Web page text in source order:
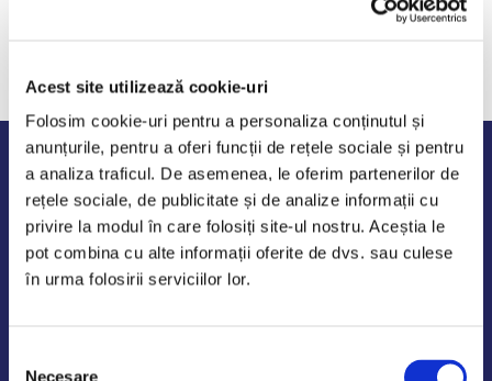
Acest site utilizează cookie-uri
Folosim cookie-uri pentru a personaliza conținutul și
anunțurile, pentru a oferi funcții de rețele sociale și pentru
a analiza traficul. De asemenea, le oferim partenerilor de
rețele sociale, de publicitate și de analize informații cu
privire la modul în care folosiți site-ul nostru. Aceștia le
pot combina cu alte informații oferite de dvs. sau culese
în urma folosirii serviciilor lor.
Necesare
Program de lucru
Luni - Vineri: 09:00-18:00
Sambata - Duminica: 10:00-14:00